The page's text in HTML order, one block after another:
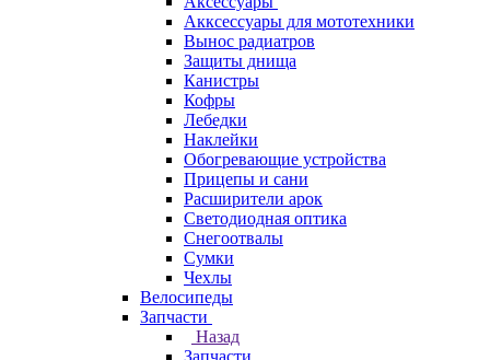
Акксессуары для мототехники
Вынос радиатров
Защиты днища
Канистры
Кофры
Лебедки
Наклейки
Обогревающие устройства
Прицепы и сани
Расширители арок
Светодиодная оптика
Снегоотвалы
Сумки
Чехлы
Велосипеды
Запчасти
Назад
Запчасти